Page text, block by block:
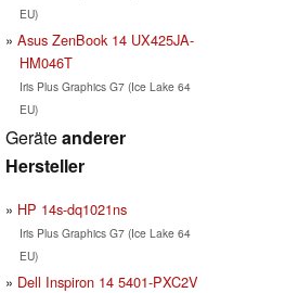
EU)
Asus ZenBook 14 UX425JA-
HM046T
Iris Plus Graphics G7 (Ice Lake 64
EU)
Geräteanderer
Hersteller
HP 14s-dq1021ns
Iris Plus Graphics G7 (Ice Lake 64
EU)
Dell Inspiron 14 5401-PXC2V